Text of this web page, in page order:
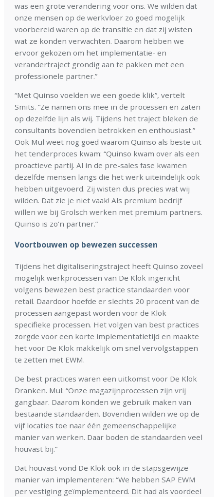
was een grote verandering voor ons. We wilden dat
onze mensen op de werkvloer zo goed mogelijk
voorbereid waren op de transitie en dat zij wisten
wat ze konden verwachten. Daarom hebben we
ervoor gekozen om het implementatie- en
verandertraject grondig aan te pakken met een
professionele partner.”
“Met Quinso voelden we een goede klik”, vertelt
Smits. “Ze namen ons mee in de processen en zaten
op dezelfde lijn als wij. Tijdens het traject bleken de
consultants bovendien betrokken en enthousiast.”
Ook Mul weet nog goed waarom Quinso als beste uit
het tenderproces kwam: “Quinso kwam over als een
proactieve partij. Al in de pre-sales fase kwamen
dezelfde mensen langs die het werk uiteindelijk ook
hebben uitgevoerd. Zij wisten dus precies wat wij
wilden. Dat zie je niet vaak! Als premium bedrijf
willen we bij Grolsch werken met premium partners.
Quinso is zo’n partner.”
Voortbouwen op bewezen successen
Tijdens het digitaliseringstraject heeft Quinso zoveel
mogelijk werkprocessen van De Klok ingericht
volgens bewezen best practice standaarden voor
retail. Daardoor hoefde er slechts 20 procent van de
processen aangepast worden voor de Klok
specifieke processen. Het volgen van best practices
zorgde voor een korte implementatietijd en maakte
het voor De Klok makkelijk om snel vervolgstappen
te zetten met EWM.
De best practices waren een uitkomst voor De Klok
Dranken. Mul: “Onze magazijnprocessen zijn vrij
gangbaar. Daarom konden we gebruik maken van
bestaande standaarden. Bovendien wilden we op de
vijf locaties toe naar één gemeenschappelijke
manier van werken. Daar boden de standaarden veel
houvast bij.”
Dat houvast vond De Klok ook in de stapsgewijze
manier van implementeren: “We hebben SAP EWM
per vestiging geïmplementeerd. Dit had als voordeel